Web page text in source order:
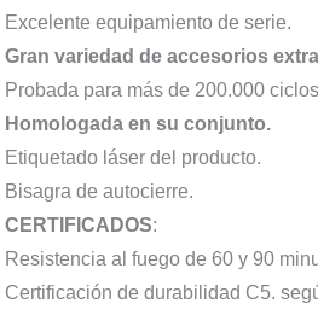
Excelente equipamiento de serie.
Gran variedad de accesorios
Probada para más de 200.000
Homologada en su conjunto.
Etiquetado láser del producto.
Bisagra de autocierre.
CERTIFICADOS:
Resistencia al fuego de 60 y 90
Certificación de durabilidad C5.